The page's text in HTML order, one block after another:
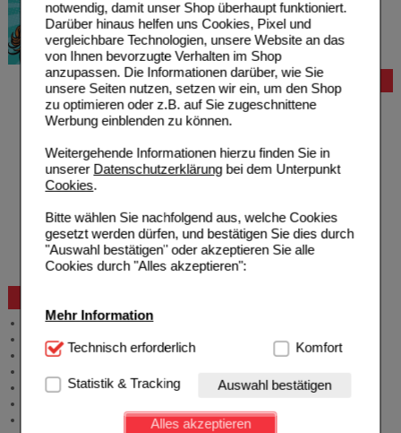
notwendig, damit unser Shop überhaupt funktioniert.
Darüber hinaus helfen uns Cookies, Pixel und
vergleichbare Technologien, unsere Website an das
von Ihnen bevorzugte Verhalten im Shop
anzupassen. Die Informationen darüber, wie Sie
unsere Seiten nutzen, setzen wir ein, um den Shop
zu optimieren oder z.B. auf Sie zugeschnittene
Werbung einblenden zu können.
Weitergehende Informationen hierzu finden Sie in
unserer Datenschutzerklärungbei dem Unterpunkt
Cookies.
Bitte wählen Sie nachfolgend aus, welche Cookies
gesetzt werden dürfen, und bestätigen Sie dies durch
"Auswahl bestätigen" oder akzeptieren Sie alle
Cookies durch "Alles akzeptieren":
Mehr Information
Technisch Notwendig:Hierbei handelt es sich um
Website notwendig sind (z.B. Navigation, Warenkorb,
Kundenkonto), weshalb auf diese nicht verzichtet
werden kann.
Technisch erforderlich Komfort
Statistik & Tracking Auswahl bestätigen
Alles akzeptieren
Bestellung
Hilfe zur Anmeldung
Hilfe zum Bestellvorgang
Rezepte einlösen
Freiumschläge anfordern
Reklamation
Widerrufsformular
Problembehebung
Bestellschein
Allgemeine Information
Produktberatung
Meldung Arzneimittelrisiken
Angebote & Downloads